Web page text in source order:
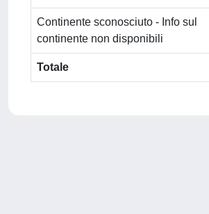
Continente sconosciuto - Info sul
continente non disponibili
Totale